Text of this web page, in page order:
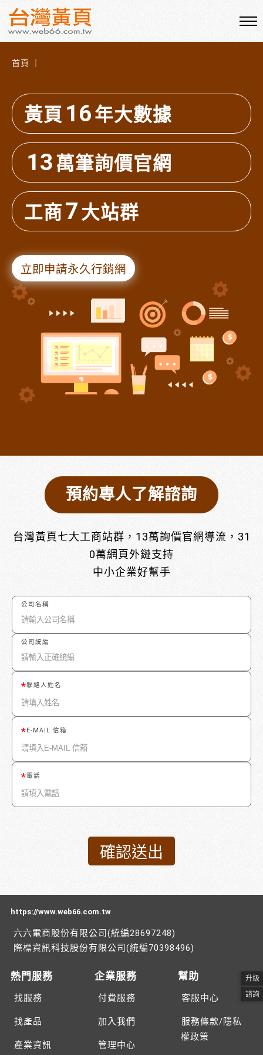
首頁 ｜
黃頁 16年大數據
13萬筆詢價官網
工商7大站群
立即申請永久行銷網
預約專人了解諮詢
台灣黃頁七大工商站群，13萬詢價官網導流，31
0萬網頁外鏈支持
中小企業好幫手
公司名稱
公司統編
聯絡人姓名
E-MAIL 信箱
電話
https://www.web66.com.tw
六六電商股份有限公司(統編28697248)
際標資訊科技股份有限公司(統編70398496)
熱門服務
找服務
找產品
產業資訊
企業服務
付費服務
加入我們
管理中心
幫助
客服中心
服務條款/隱私
權政策
升級
諮詢